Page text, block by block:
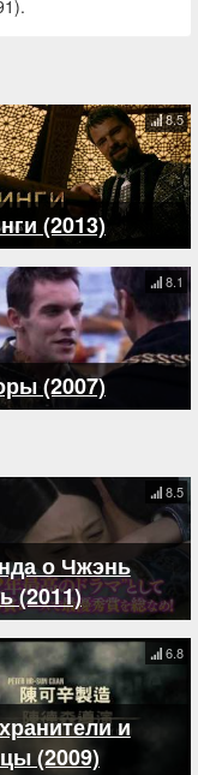
(2013)
8.5
(2007)
8.1
о Чжэнь
(2011)
8.5
и
(2009)
6.8